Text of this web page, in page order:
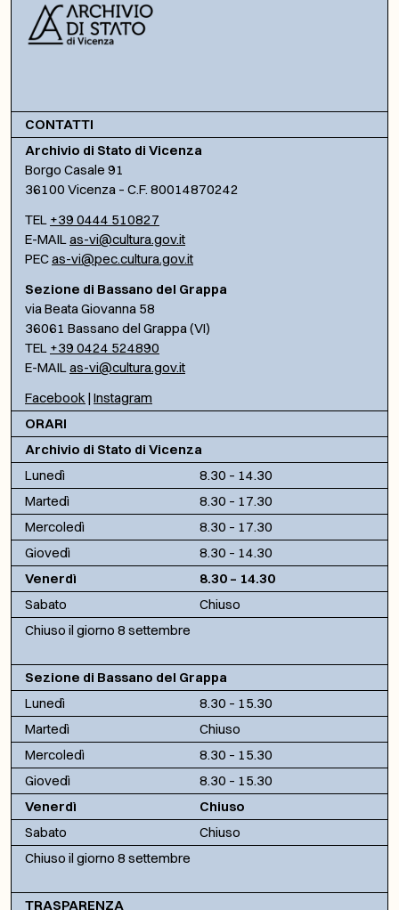
CONTATTI
Archivio di Stato di Vicenza
Borgo Casale 91
36100 Vicenza – C.F. 80014870242
TEL +39 0444 510827
E-MAILas-vi@cultura.gov.it
PECas-vi@pec.cultura.gov.it
Sezione di Bassano del Grappa
via Beata Giovanna 58
36061 Bassano del Grappa (VI)
TEL +39 0424 524890
E-MAILas-vi@cultura.gov.it
Facebook | Instagram
ORARI
Archivio di Stato di Vicenza
Lunedì
8.30 – 14.30
Martedì
8.30 – 17.30
Mercoledì
8.30 – 17.30
Giovedì
8.30 – 14.30
Venerdì
8.30 – 14.30
Sabato
Chiuso
Chiuso il giorno 8 settembre
Sezione di Bassano del Grappa
Lunedì
8.30 – 15.30
Martedì
Chiuso
Mercoledì
8.30 – 15.30
Giovedì
8.30 – 15.30
Venerdì
Chiuso
Sabato
Chiuso
Chiuso il giorno 8 settembre
TRASPARENZA